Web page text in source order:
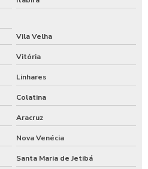
Vila Velha
Vitória
Linhares
Colatina
Aracruz
Nova Venécia
Santa Maria de Jetibá